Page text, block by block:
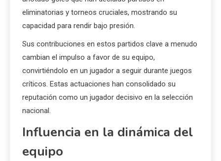
eliminatorias y torneos cruciales, mostrando su
capacidad para rendir bajo presión.
Sus contribuciones en estos partidos clave a menudo
cambian el impulso a favor de su equipo,
convirtiéndolo en un jugador a seguir durante juegos
críticos. Estas actuaciones han consolidado su
reputación como un jugador decisivo en la selección
nacional.
Influencia en la dinámica del
equipo